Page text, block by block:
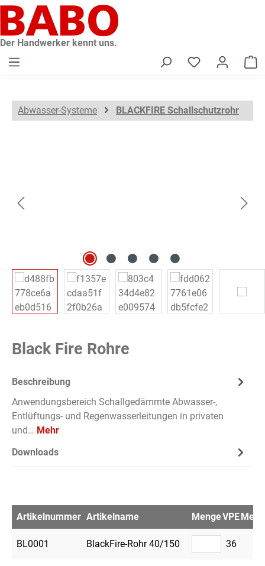
springen
Der Handwerker kennt uns.
Abwasser-Systeme BLACKFIRE Schallschutzrohr
Black Fire Rohre
Beschreibung
Anwendungsbereich Schallgedämmte Abwasser-,
Entlüftungs- und Regenwasserleitungen in privaten
und… Mehr
Downloads
Artikelnummer Artikelname MengeVPE
BL0001 BlackFire-Rohr 40/150 36